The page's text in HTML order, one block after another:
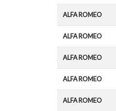
ALFA ROMEO
ALFA ROMEO
ALFA ROMEO
ALFA ROMEO
ALFA ROMEO